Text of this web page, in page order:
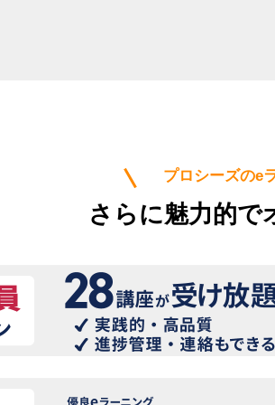
プロシーズのe
さらに魅力的で